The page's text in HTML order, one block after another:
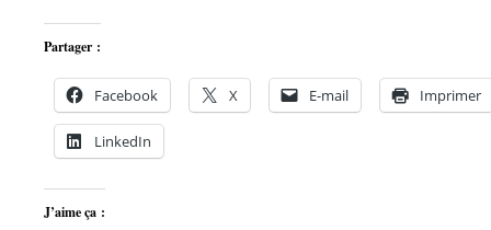
Partager :
Facebook X E-mail Imprimer
LinkedIn
J’aime ça :